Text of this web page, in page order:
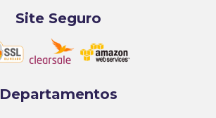
Site Seguro
Departamentos